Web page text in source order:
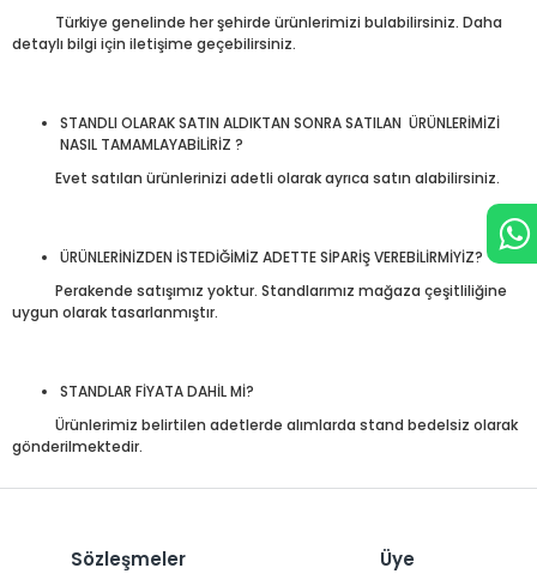
Türkiye genelinde her şehirde ürünlerimizi bulabilirsiniz. Daha
detaylı bilgi için iletişime geçebilirsiniz.
STANDLI OLARAK SATIN ALDIKTAN SONRA SATILAN ÜRÜNLERİMİZİ
NASIL TAMAMLAYABİLİRİZ ?
Evet satılan ürünlerinizi adetli olarak ayrıca satın alabilirsiniz.
ÜRÜNLERİNİZDEN İSTEDİĞİMİZ ADETTE SİPARİŞ VEREBİLİRMİYİZ?
Perakende satışımız yoktur. Standlarımız mağaza çeşitliliğine
uygun olarak tasarlanmıştır.
STANDLAR FİYATA DAHİL Mİ?
Ürünlerimiz belirtilen adetlerde alımlarda stand bedelsiz olarak
gönderilmektedir.
Sözleşmeler Üye